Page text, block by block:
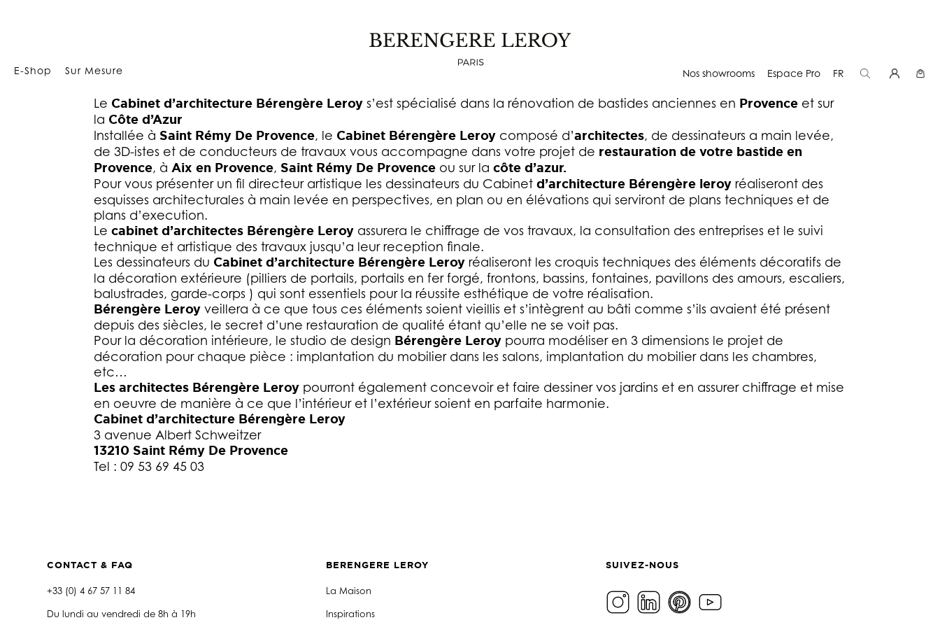
E-Shop Sur Mesure Nos showrooms Espace Pro FR
ARCHITECTE SPÉCIALISÉ EN RÉNOVATION DE BASTIDES EN PROVENCE ET SUR LA
Le Cabinet d’architecture Bérengère Leroy s’est spécialisé dans la rénovation de bastides anciennes en Provence et sur
la Côte d’Azur
Installée àSaint Rémy De Provence, le Cabinet Bérengère Leroy composé d’architectes, de dessinateurs a main levée,
de 3D-istes et de conducteurs de travaux vous accompagne dans votre projet de restauration de votre bastide en
Provence, à Aix en Provence,Saint Rémy De Provence ou sur lacôte d’azur.
Pour vous présenter un fil directeur artistique les dessinateurs du Cabinet d’architecture Bérengère leroy réaliseront des
esquisses architecturales à main levée en perspectives, en plan ou en élévations qui serviront de plans techniques et de
plans d’execution.
Lecabinet d’architectes Bérengère Leroy assurera le chiffrage de vos travaux, la consultation des entreprises et le suivi
technique et artistique des travaux jusqu’a leur reception finale.
Les dessinateurs du Cabinet d’architecture Bérengère Leroy réaliseront les croquis techniques des éléments décoratifs de
la décoration extérieure (pilliers de portails, portails en fer forgé, frontons, bassins, fontaines, pavillons des amours, escaliers,
balustrades, garde-corps ) qui sont essentiels pour la réussite esthétique de votre réalisation.
Bérengère Leroy veillera à ce que tous ces éléments soient vieillis et s’intègrent au bâti comme s’ils avaient été présent
depuis des siècles, le secret d’une restauration de qualité étant qu’elle ne se voit pas.
Pour la décoration intérieure, le studio de design Bérengère Leroy pourra modéliser en 3 dimensions le projet de
décoration pour chaque pièce : implantation du mobilier dans les salons, implantation du mobilier dans les chambres,
etc…
Les architectes Bérengère Leroy pourront également concevoir et faire dessiner vos jardins et en assurer chiffrage et mise
en oeuvre de manière à ce que l’intérieur et l’extérieur soient en parfaite harmonie.
Cabinet d’architecture Bérengère Leroy
3 avenue Albert Schweitzer
13210 Saint Rémy De Provence
Tel : 09 53 69 45 03
CONTACT & FAQ
+33 (0) 4 67 57 11 84
Du lundi au vendredi de 8h à 19h
BERENGERE LEROY
La Maison
Inspirations
SUIVEZ-NOUS